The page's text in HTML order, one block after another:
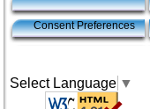
Consent Preferences
Select Language ▼